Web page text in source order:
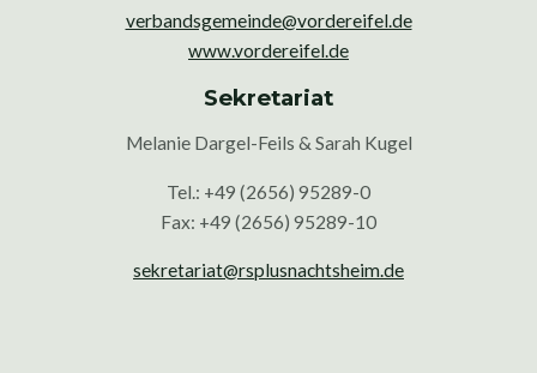
verbandsgemeinde@vordereifel.de
www.vordereifel.de
Sekretariat
Melanie Dargel-Feils & Sarah Kugel
Tel.: +49 (2656) 95289-0
Fax: +49 (2656) 95289-10
sekretariat@rsplusnachtsheim.de